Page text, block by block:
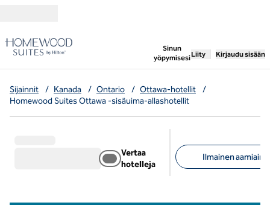
Sinun
yöpymisesi
, avaa uuden
Liity Kirjaudu sisään
Sijainnit / Kanada / Ontario / Ottawa-hotellit
/
Homewood Suites Ottawa -sisäuima-allashotellit
Vertaa
hotelleja
Ilmainen